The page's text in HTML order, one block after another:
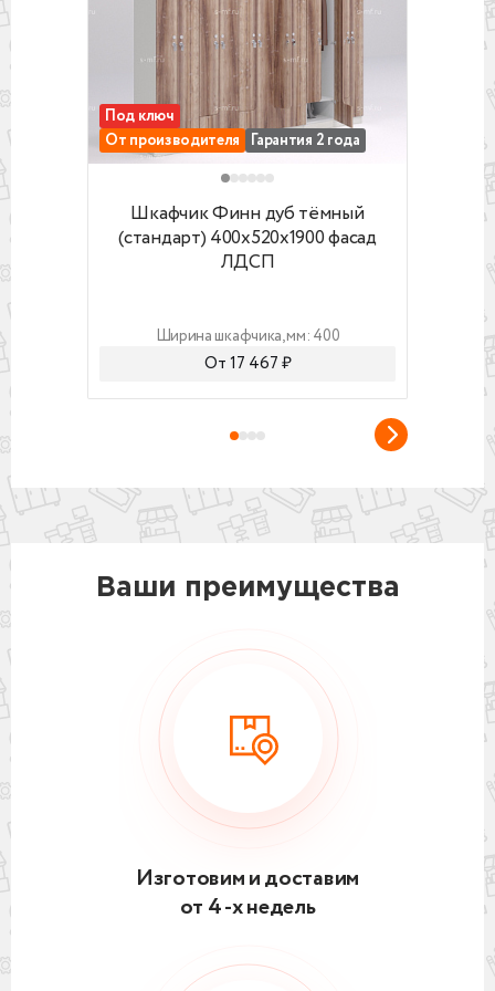
Шкафчик Финн дуб тёмный (стандарт)
От производителя Гарантия 2 года
Под ключ
Шкафчик Финн дуб тёмный
(стандарт) 400x520x1900 фасад
ЛДСП
Ширина шкафчика, мм: 400
От 17 467 ₽
От
Ваши преимущества
Изготовим и доставим
от 4 -х недель